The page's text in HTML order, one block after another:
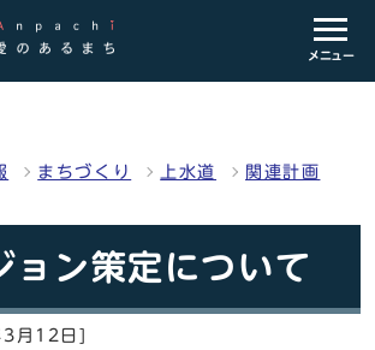
メニュー
まちづくり 上水道 関連計画
ョン策定について
月12日]